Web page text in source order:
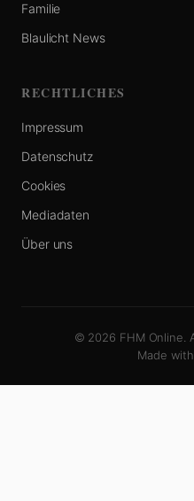
Familie
Blaulicht News
RECHTLICHES
Impressum
Datenschutz
Cookies
Mediadaten
Über uns
© 2026 FHM Online.
Made with